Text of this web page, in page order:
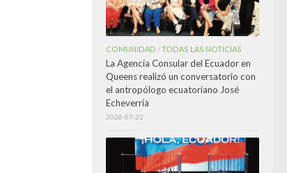
COMUNIDAD /TODAS LAS NOTICIAS
La Agencia Consular del Ecuador en
Queens realizó un conversatorio con
el antropólogo ecuatoriano José
Echeverría
2026-07-22